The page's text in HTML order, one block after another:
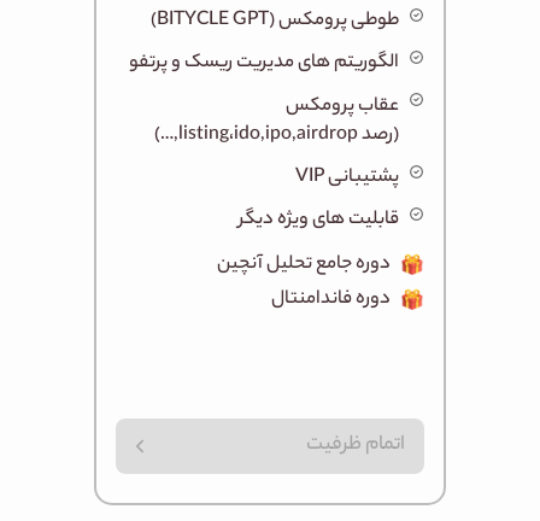
طوطی پرومکس (BITYCLE GPT)
الگوریتم های مدیریت ریسک و پرتفو
(رصد listing،ido,ipo,airdrop,…)
پشتیبانی VIP
قابلیت های ویژه دیگر
دوره جامع تحلیل آنچین
دوره فاندامنتال
اتمام ظرفیت